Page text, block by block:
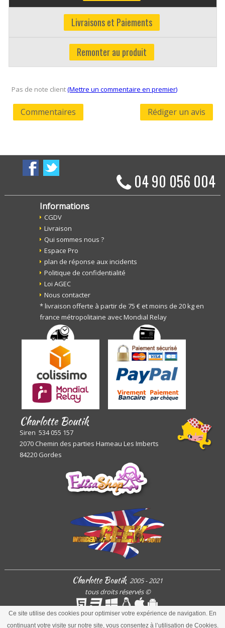
Ce site utilise des cookies pour optimiser votre expérience de navigation. En
continuant votre visite sur notre site, vous consentez à l’utilisation de Cookies.
Livraisons et Paiements
Remonter au produit
Pas de note client(Mettre un commentaire en premier)
Commentaires Rédiger un avis
04 90 056 004
Informations
CGDV
Livraison
Qui sommes nous ?
Espace Pro
plan de réponse aux incidents
Politique de confidentialité
Loi AGEC
Nous contacter
* livraison offerte à partir de 75 € et moins de 20 kg en
france métropolitaine avec Mondial Relay
Charlotte Boutik
Siren 534 055 157
2070 Chemin des parties Hameau Les Imberts
84220 Gordes
Charlotte Boutik 2005 - 2021
tous droits réservés©